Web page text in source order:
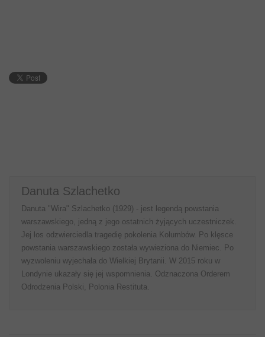
Danuta Szlachetko
Danuta "Wira" Szlachetko (1929) - jest legendą powstania
warszawskiego, jedną z jego ostatnich żyjących uczestniczek.
Jej los odzwierciedla tragedię pokolenia Kolumbów. Po klęsce
powstania warszawskiego została wywieziona do Niemiec. Po
wyzwoleniu wyjechała do Wielkiej Brytanii. W 2015 roku w
Londynie ukazały się jej wspomnienia. Odznaczona Orderem
Odrodzenia Polski, Polonia Restituta.